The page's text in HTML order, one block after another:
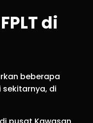
di
beberapa
di